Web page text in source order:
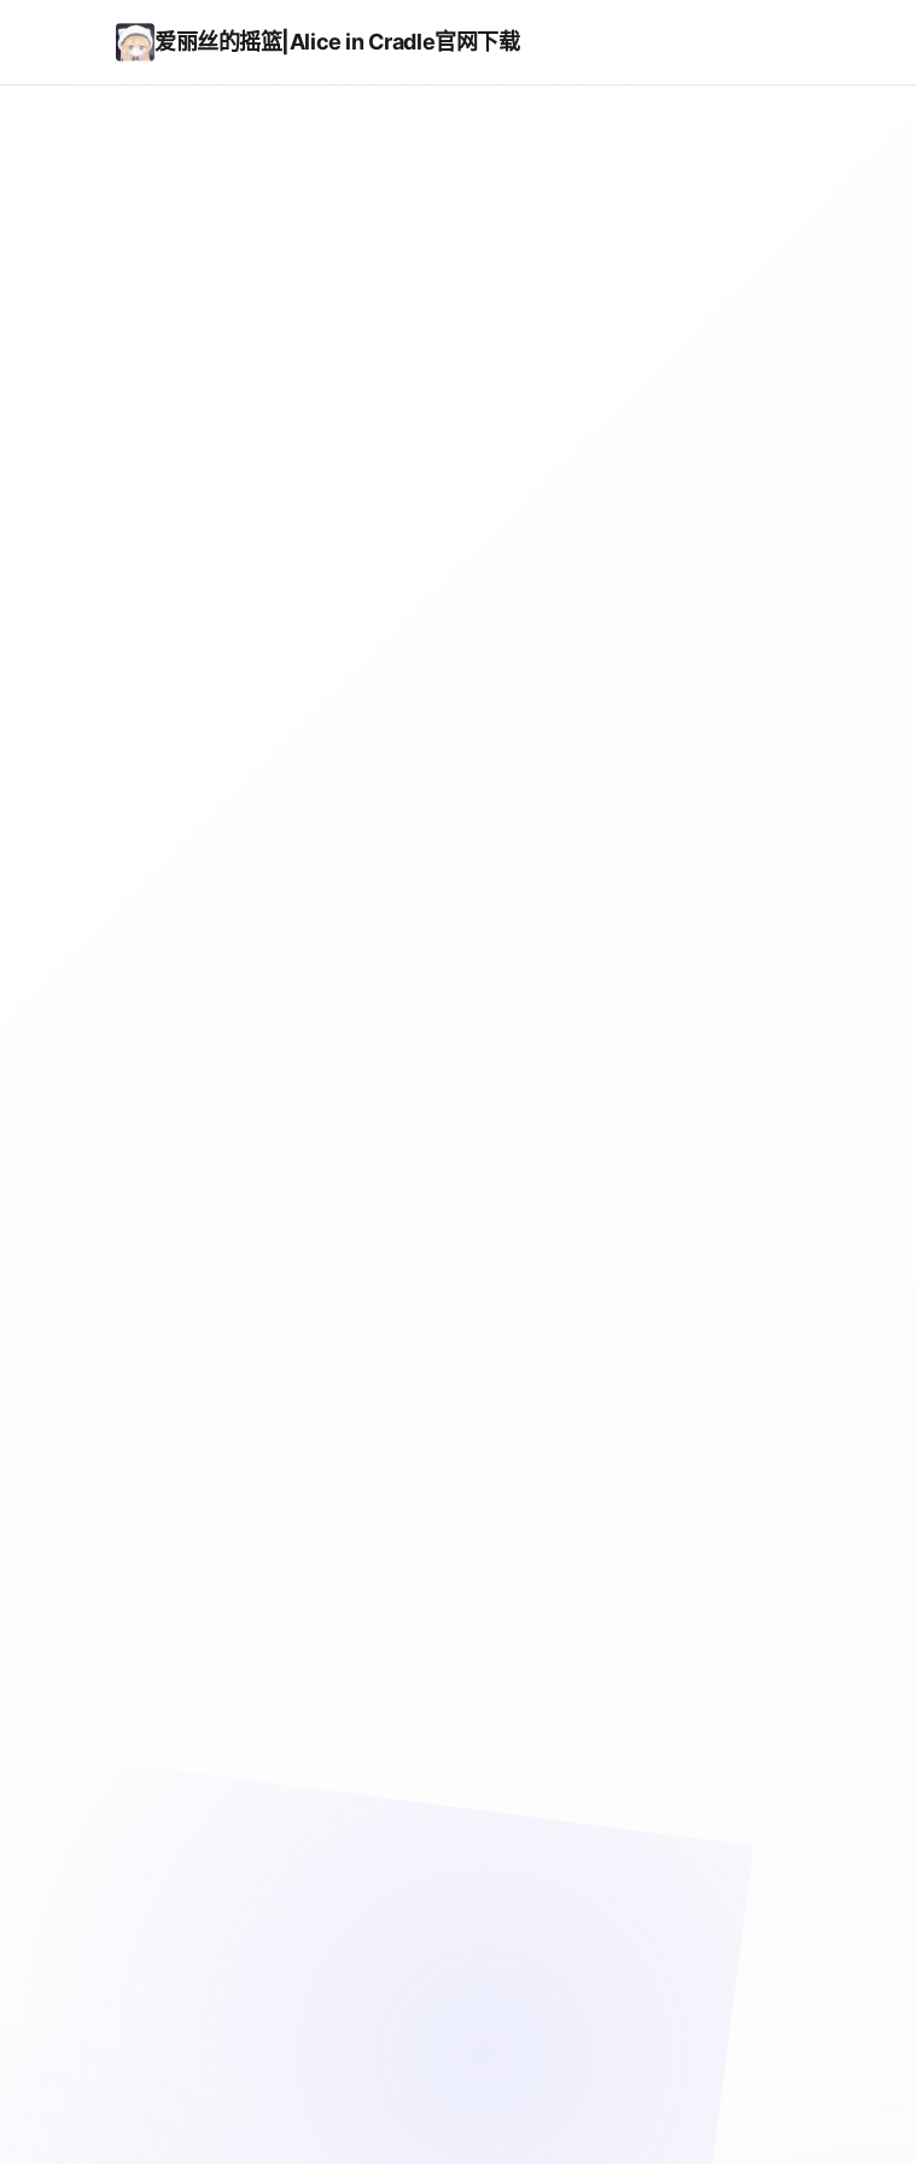
爱丽丝的摇篮|Alice in Cradle官网下载